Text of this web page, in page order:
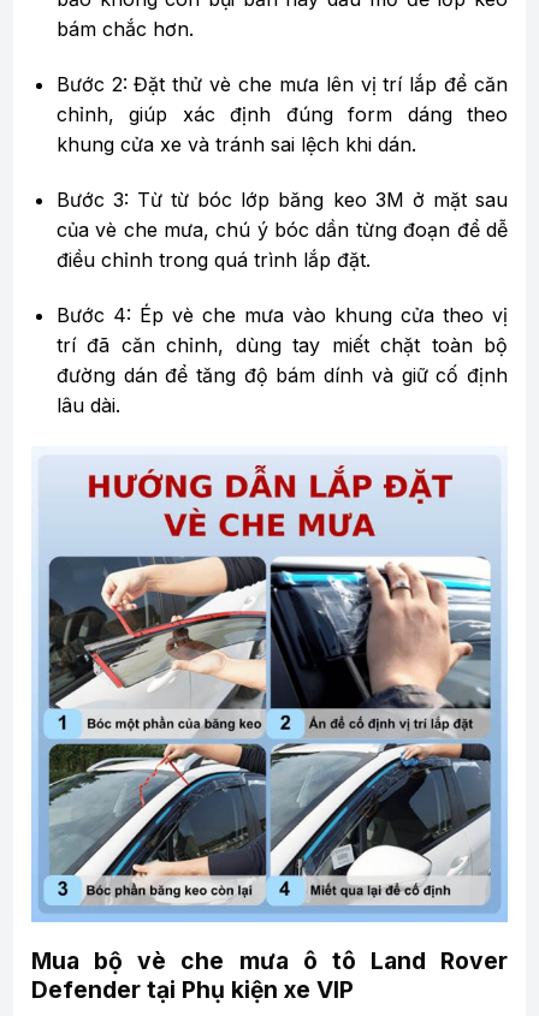
bám chắc hơn.
Bước 2: Đặt thử vè che mưa lên vị trí lắp để căn
chỉnh, giúp xác định đúng form dáng theo
khung cửa xe và tránh sai lệch khi dán.
Bước 3: Từ từ bóc lớp băng keo 3M ở mặt sau
của vè che mưa, chú ý bóc dần từng đoạn để dễ
điều chỉnh trong quá trình lắp đặt.
Bước 4: Ép vè che mưa vào khung cửa theo vị
trí đã căn chỉnh, dùng tay miết chặt toàn bộ
đường dán để tăng độ bám dính và giữ cố định
lâu dài.
Mua bộ vè che mưa ô tô Land Rover
Defender tại Phụ kiện xe VIP